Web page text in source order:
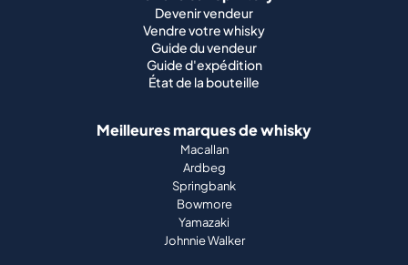
Devenir vendeur
Vendre votre whisky
Guide du vendeur
Guide d'expédition
État de la bouteille
Meilleures marques de whisky
Macallan
Ardbeg
Springbank
Bowmore
Yamazaki
Johnnie Walker